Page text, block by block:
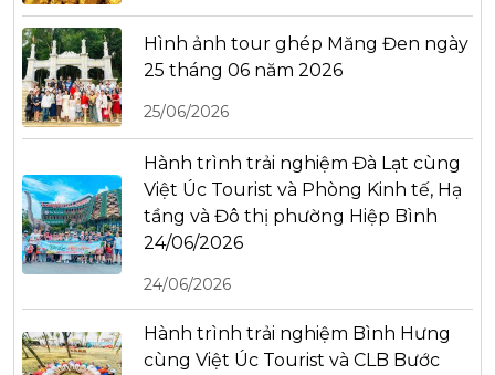
Hình ảnh tour ghép Măng Đen ngày
25 tháng 06 năm 2026
25/06/2026
Hành trình trải nghiệm Đà Lạt cùng
Việt Úc Tourist và Phòng Kinh tế, Hạ
tầng và Đô thị phường Hiệp Bình
24/06/2026
24/06/2026
Hành trình trải nghiệm Bình Hưng
cùng Việt Úc Tourist và CLB Bước